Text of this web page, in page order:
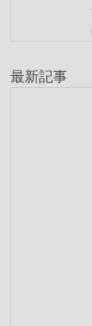
最新記事